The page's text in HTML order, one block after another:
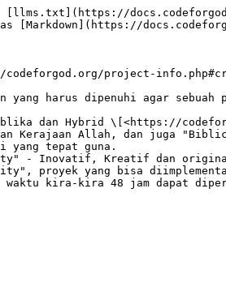
[llms.txt](https://
[Markdown](https://
project-
harus dipenuhi agar
dan Hybrid \[<https://
Kerajaan Allah, dan juga
yang tepat guna.
- Inovatif, Kreatif dan
yang bisa